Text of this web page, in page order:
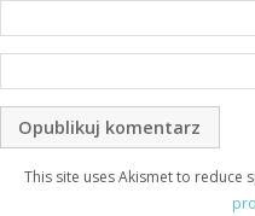
This site uses Akismet to reduce